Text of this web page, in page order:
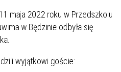
maja 2022 roku w Przedszkolu
w Będzinie odbyła się
wyjątkowi goście: